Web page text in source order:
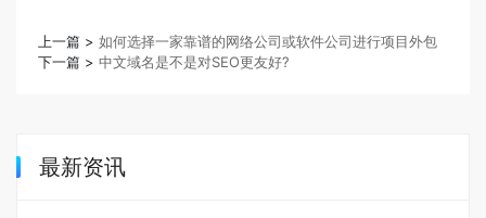
上一篇 > 如何选择一家靠谱的网络公司或软件公司进行项目外包
下一篇 > 中文域名是不是对SEO更友好?
最新资讯